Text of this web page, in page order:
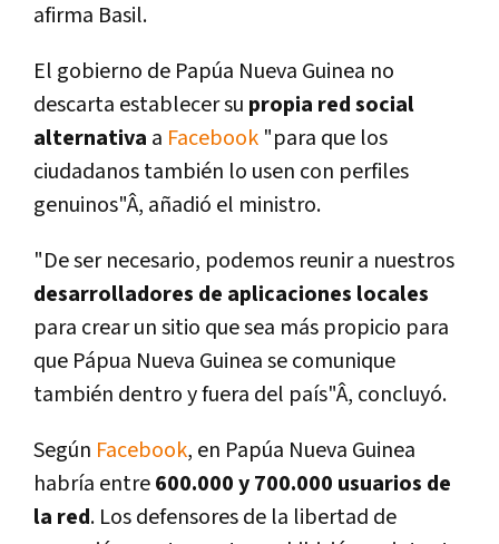
afirma Basil.
El gobierno de Papúa Nueva Guinea no
descarta establecer su propia red social
alternativa a Facebook "para que los
ciudadanos también lo usen con perfiles
genuinos"Â, añadió el ministro.
"De ser necesario, podemos reunir a nuestros
desarrolladores de aplicaciones locales
para crear un sitio que sea más propicio para
que Pápua Nueva Guinea se comunique
también dentro y fuera del paí­s"Â, concluyó.
Según Facebook, en Papúa Nueva Guinea
habrí­a entre600.000 y 700.000 usuarios de
la red. Los defensores de la libertad de